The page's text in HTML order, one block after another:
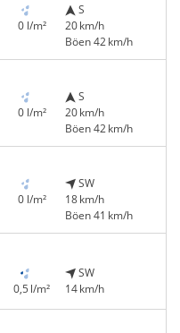
0 l/m²
S
20 km/h
Böen 42 km/h
0 l/m²
S
20 km/h
Böen 42 km/h
0 l/m²
SW
18 km/h
Böen 41 km/h
0,5 l/m²
SW
14 km/h